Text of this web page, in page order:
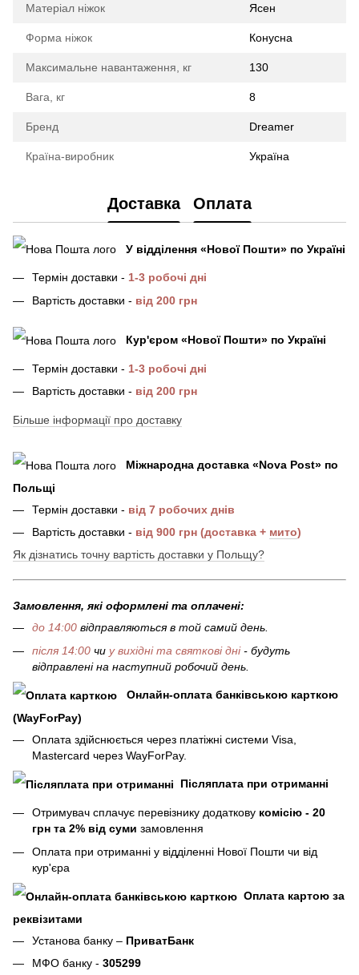
Матеріал ніжок Ясен
Форма ніжок Конусна
Максимальне навантаження, кг 130
Вага, кг 8
Бренд Dreamer
Країна-виробник Україна
Доставка Оплата
У відділення «Нової Пошти» по Україні
Термін доставки - 1-3 робочі дні
Вартість доставки - від 200 грн
Кур'єром «Нової Пошти» по Україні
Термін доставки - 1-3 робочі дні
Вартість доставки - від 200 грн
Більше інформації про доставку
Міжнародна доставка «Nova Post» по
Польщі
Термін доставки - від 7 робочих днів
Вартість доставки - від 900 грн (доставка + мито)
Як дізнатись точну вартість доставки у Польщу?
Замовлення, які оформлені та оплачені:
до 14:00 відправляються в той самий день.
після 14:00 чи у вихідні та святкові дні- будуть
відправлені на наступний робочий день.
Онлайн-оплата банківською карткою
(WayForPay)
Оплата здійснюється через платіжні системи Visa,
Mastercard через WayForPay.
Післяплата при отриманні
Отримувач сплачує перевізнику додаткову комісію - 20
грн та 2% від суми замовлення
Оплата при отриманні у відділенні Нової Пошти чи від
кур'єра
Оплата картою за
реквізитами
Установа банку – ПриватБанк
МФО банку - 305299